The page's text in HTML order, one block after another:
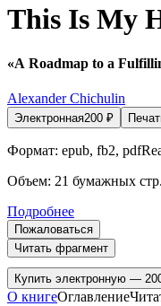
This Is My
«A Roadmap to a
Alexander Chichulin
Электронная200 ₽
Формат: epub, fb2,
Объем: 21 бумажных стр.
Подробнее
Пожаловаться
Читать фрагмент
Купить электронную —
О книгеОглавление